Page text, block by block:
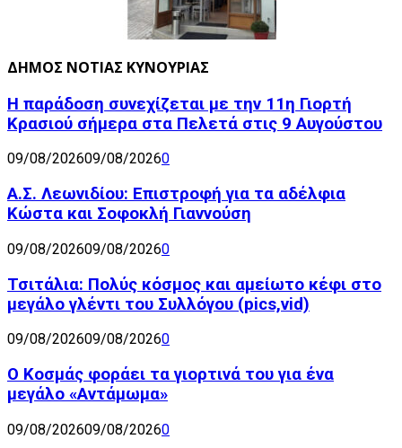
ΔΗΜΟΣ ΝΟΤΙΑΣ ΚΥΝΟΥΡΙΑΣ
Η παράδοση συνεχίζεται με την 11η Γιορτή
Κρασιού σήμερα στα Πελετά στις 9 Αυγούστου
09/08/202609/08/20260
Α.Σ. Λεωνιδίου: Επιστροφή για τα αδέλφια
Κώστα και Σοφοκλή Γιαννούση
09/08/202609/08/20260
Τσιτάλια: Πολύς κόσμος και αμείωτο κέφι στο
μεγάλο γλέντι του Συλλόγου (pics,vid)
09/08/202609/08/20260
Ο Κοσμάς φοράει τα γιορτινά του για ένα
μεγάλο «Αντάμωμα»
09/08/202609/08/20260